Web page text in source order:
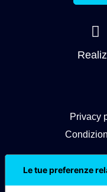
Privacy
Le tue preferenze